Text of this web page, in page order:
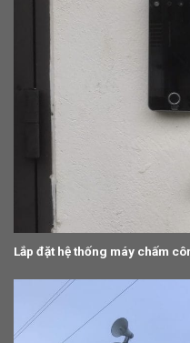
Lắp đặt hệ thống máy chấm